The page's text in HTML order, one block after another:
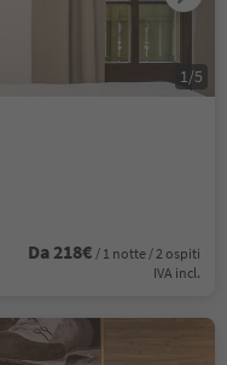
Da 218€ / 1 notte / 2 ospiti
IVA incl.
1 /5